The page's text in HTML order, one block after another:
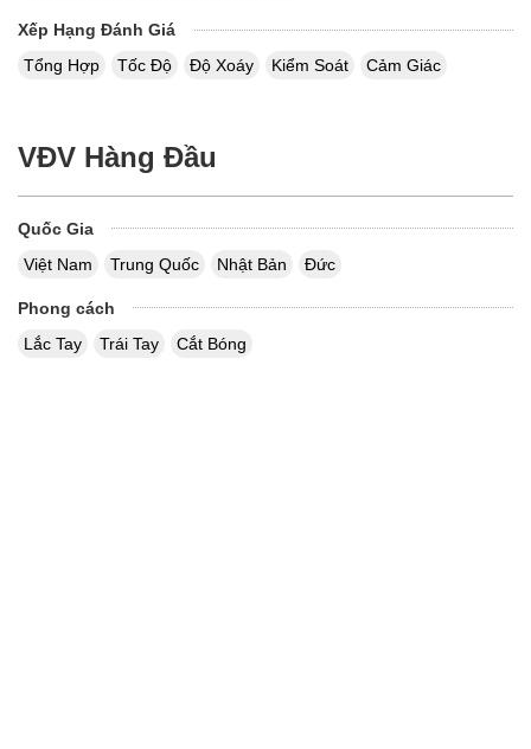
Xếp Hạng Đánh Giá
Tổng Hợp
Tốc Độ Độ Xoáy Kiểm Soát Cảm Giác
VĐV Hàng Đầu
Quốc Gia
Việt Nam
Trung Quốc Nhật Bản Đức
Phong cách
Lắc Tay
Trái Tay Cắt Bóng